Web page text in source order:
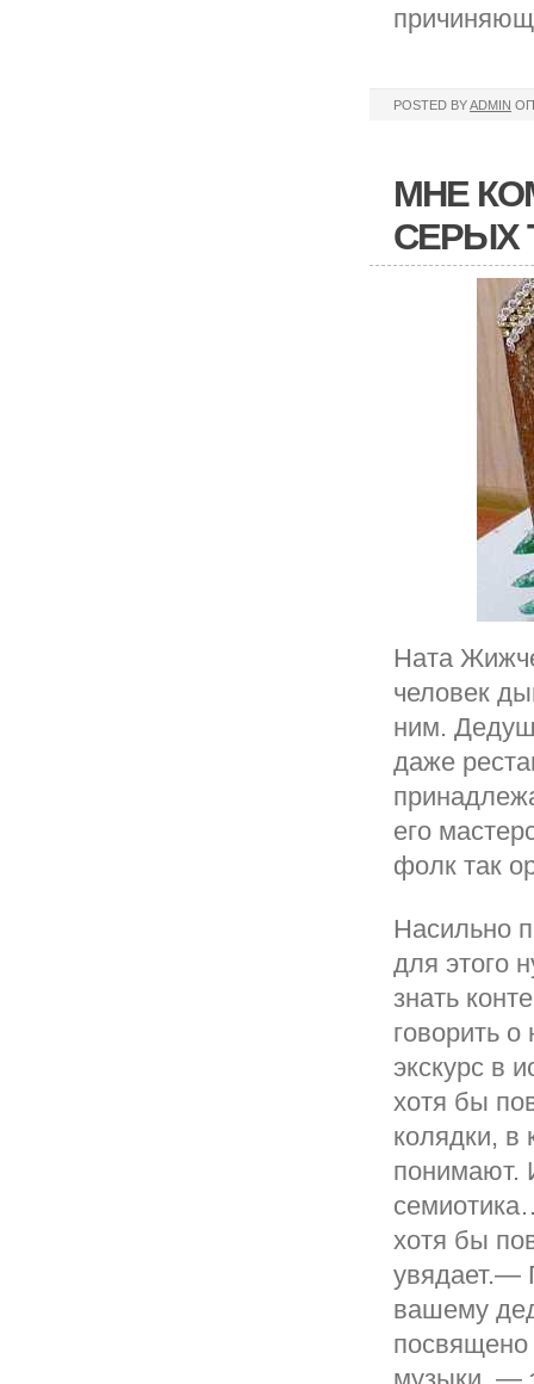
POSTED BYADMIN
МНЕ
СЕРЫХ
Ната
человек
ним.
даже
его
фолк так
Насильно
для этого
знать
говорить
экскурс в
хотя бы
колядки, в
понимают.
хотя бы
увядает.—
вашему
посвящено